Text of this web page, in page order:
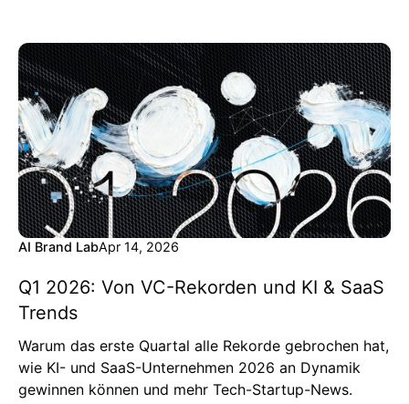
AI Brand LabApr 14, 2026
Q1 2026: Von VC-Rekorden und KI & SaaS
Trends
Warum das erste Quartal alle Rekorde gebrochen hat,
wie KI- und SaaS-Unternehmen 2026 an Dynamik
gewinnen können und mehr Tech-Startup-News.